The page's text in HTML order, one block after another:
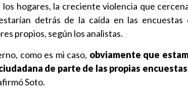
hogares, la creciente violencia que
detrás de la caída en las encuestas
propios, según los analistas.
como es mi caso, obviamente que
de parte de las propias encuestas
Soto.